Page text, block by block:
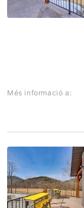
Més informació a: